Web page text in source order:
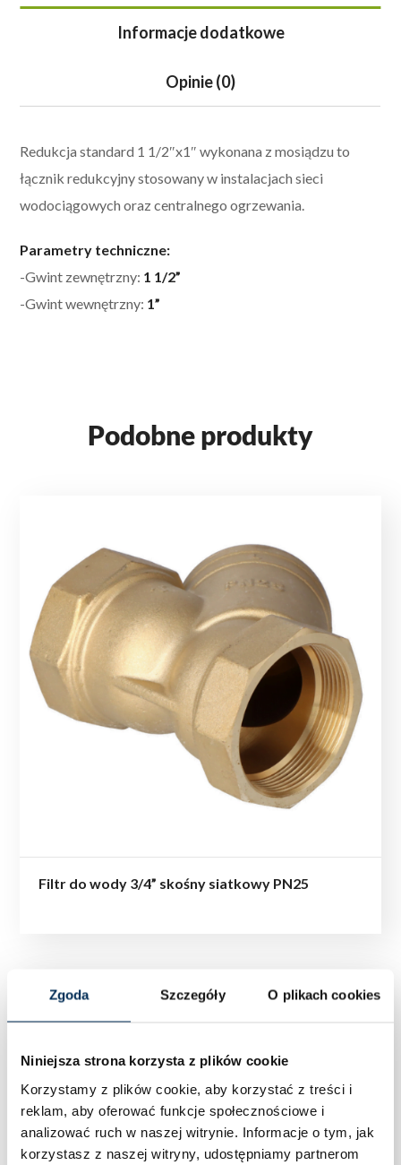
Zgoda Szczegóły O plikach cookies
Niniejsza strona korzysta z plików cookie
Korzystamy z plików cookie, aby korzystać z treści i
reklam, aby oferować funkcje społecznościowe i
analizować ruch w naszej witrynie. Informacje o tym, jak
korzystasz z naszej witryny, udostępniamy partnerom
Informacje dodatkowe
Opinie (0)
Redukcja standard 1 1/2″x1″ wykonana z mosiądzu to
łącznik redukcyjny stosowany w instalacjach sieci
wodociągowych oraz centralnego ogrzewania.
Parametry techniczne:
-Gwint zewnętrzny: 1 1/2”
-Gwint wewnętrzny: 1”
Podobne produkty
Filtr do wody 3/4” skośny siatkowy PN25